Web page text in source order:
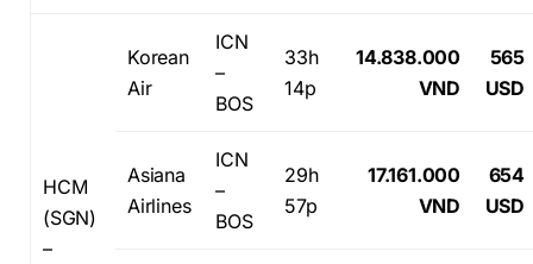
HCM
(SGN)
–
Korean
Air
ICN
–
BOS
33h
14p
14.838.000
VND
565
USD
Asiana
Airlines
ICN
–
BOS
29h
57p
17.161.000
VND
654
USD